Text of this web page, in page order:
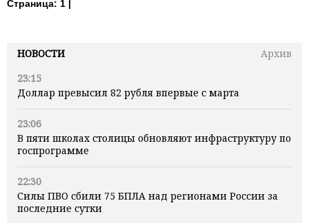
НОВОСТИ
Архив
23:15
Доллар превысил 82 рубля впервые с марта
23:06
В пяти школах столицы обновляют инфраструктуру по
госпрограмме
22:30
Силы ПВО сбили 75 БПЛА над регионами России за
последние сутки
Страница: 1 |